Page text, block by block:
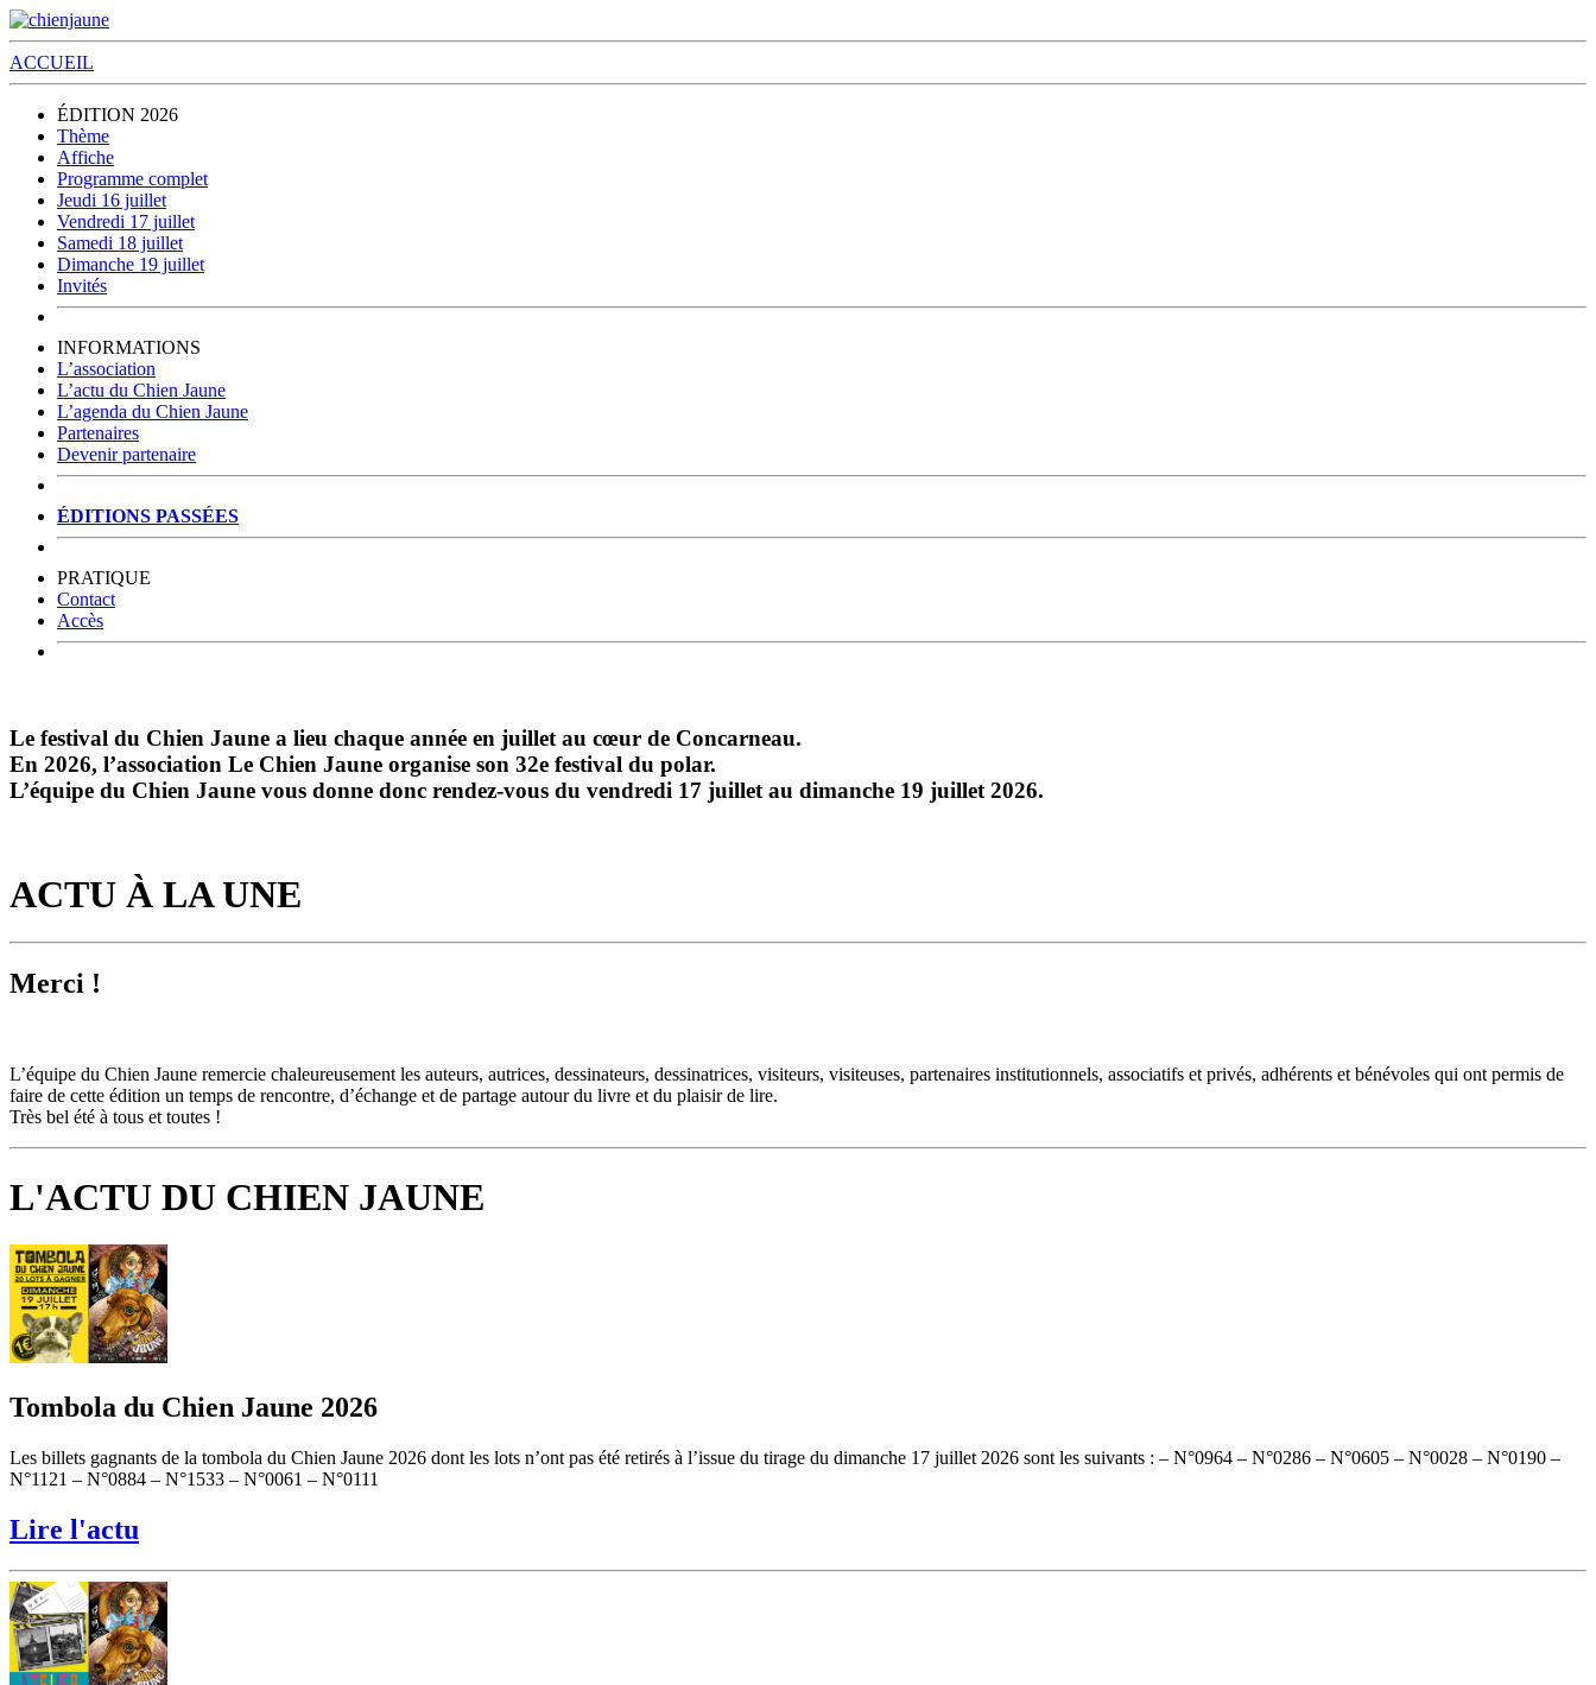
ACCUEIL
ÉDITION 2026
Thème
Affiche
Programme complet
Jeudi 16 juillet
Vendredi 17 juillet
Samedi 18 juillet
Dimanche 19 juillet
Invités
INFORMATIONS
L’association
L’actu du Chien Jaune
L’agenda du Chien Jaune
Partenaires
Devenir partenaire
ÉDITIONS PASSÉES
PRATIQUE
Contact
Accès
Le festival du Chien Jaune a lieu chaque année en juillet au cœur de Concarneau.
En 2026, l’association Le Chien Jaune organise son 32e festival du polar.
L’équipe du Chien Jaune vous donne donc rendez-vous du vendredi 17 juillet au dimanche 19 juillet 2026.
ACTU À LA UNE
Merci !
L’équipe du Chien Jaune remercie chaleureusement les auteurs, autrices, dessinateurs, dessinatrices, visiteurs, visiteuses, partenaires institutionnels, associatifs et privés, adhérents et bénévoles qui ont permis de
faire de cette édition un temps de rencontre, d’échange et de partage autour du livre et du plaisir de lire.
Très bel été à tous et toutes !
L'ACTU DU CHIEN JAUNE
Tombola du Chien Jaune 2026
Les billets gagnants de la tombola du Chien Jaune 2026 dont les lots n’ont pas été retirés à l’issue du tirage du dimanche 17 juillet 2026 sont les suivants : – N°0964 – N°0286 – N°0605 – N°0028 – N°0190 –
N°1121 – N°0884 – N°1533 – N°0061 – N°0111
Lire l'actu